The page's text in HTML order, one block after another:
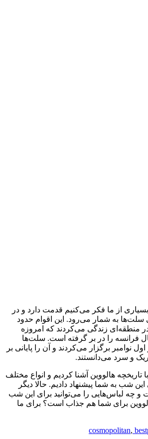
بسیاری از ما فکر می‌کنیم قدمت دارد و در
به شمار می‌رود. این اقوام حدود
در منطقه‌ای زندگی می‌کردند که امروزه
فرانسه را در بر گرفته است. سلت‌ها
نوامبر برگزار می‌کردند و آن را پایانی بر
و سرد می‌دانستند.
تاریخچه هالووین آشنا کردیم و انواع مختلف
این شب به شما پیشنهاد دادیم. حالا دیگر
و چه لباس‌هایی را می‌توانید برای این شب
برای شما هم جذاب است؟ برای ما
cosmopolitan,